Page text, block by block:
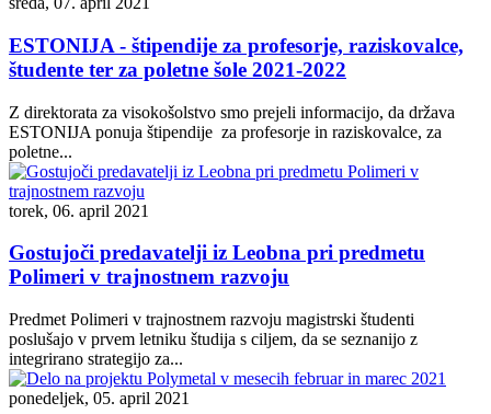
ESTONIJA - štipendije za profesorje, raziskovalce,
študente ter za poletne šole 2021-2022
Z direktorata za visokošolstvo smo prejeli informacijo, da država
ESTONIJA ponuja štipendije za profesorje in raziskovalce, za
poletne...
torek, 06. april 2021
Gostujoči predavatelji iz Leobna pri predmetu
Polimeri v trajnostnem razvoju
Predmet Polimeri v trajnostnem razvoju magistrski študenti
poslušajo v prvem letniku študija s ciljem, da se seznanijo z
integrirano strategijo za...
ponedeljek, 05. april 2021